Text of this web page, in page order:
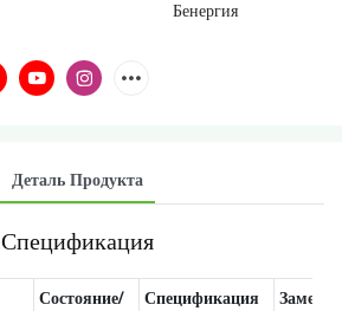
Бенергия
Деталь Продукта
Спецификация
Состояние/
Спецификация